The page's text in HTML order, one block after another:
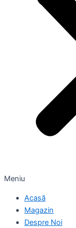
Meniu
Acasă
Magazin
Despre Noi